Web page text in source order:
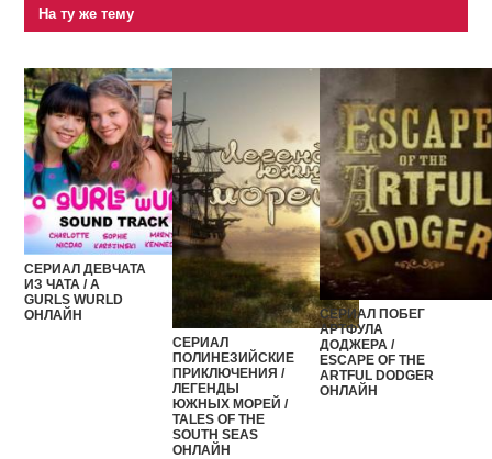
На ту же тему
СЕРИАЛ ДЕВЧАТА
ИЗ ЧАТА / A
GURLS WURLD
ОНЛАЙН
СЕРИАЛ
ПОЛИНЕЗИЙСКИЕ
ПРИКЛЮЧЕНИЯ /
ЛЕГЕНДЫ
ЮЖНЫХ МОРЕЙ /
TALES OF THE
SOUTH SEAS
ОНЛАЙН
СЕРИАЛ ПОБЕГ
АРТФУЛА
ДОДЖЕРА /
ESCAPE OF THE
ARTFUL DODGER
ОНЛАЙН